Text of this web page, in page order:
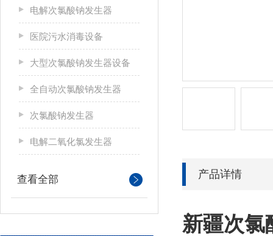
电解次氯酸钠发生器
医院污水消毒设备
大型次氯酸钠发生器设备
全自动次氯酸钠发生器
次氯酸钠发生器
电解二氧化氯发生器
查看全部 产品详情
新疆次氯